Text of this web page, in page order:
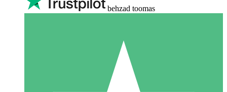
behzad toomas